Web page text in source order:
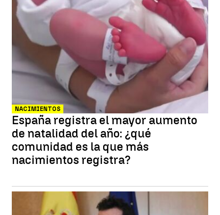
NACIMIENTOS
España registra el mayor aumento
de natalidad del año: ¿qué
comunidad es la que más
nacimientos registra?